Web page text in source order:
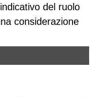
del ruolo
considerazione